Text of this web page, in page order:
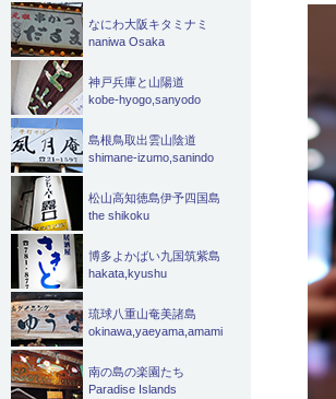
なにわ大阪キタミナミ
naniwa Osaka
神戸兵庫と山陽道
kobe-hyogo,sanyodo
島根鳥取出雲山陰道
shimane-izumo,sanindo
松山高知徳島伊予四国島
the shikoku
博多よかばい九国筑紫島
hakata,kyushu
琉球八重山奄美諸島
okinawa,yaeyama,amami
南の島の楽園たち
Paradise Islands